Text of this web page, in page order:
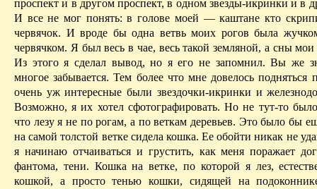
проспект и в другом проспект, в одном звезды-икринки и в
И все не мог понять: в голове моей — каштане кто
червячок. И вроде бы одна ветвь моих рогов была
червячком. Я был весь в чае, весь такой земляной, а сны
Из этого я сделал вывод, но я его не запомнил. Вы же
многое забывается. Тем более что мне довелось подняться
очень уж интересные были звездочки-икринки и
Возможно, я их хотел сфотографировать. Но не тут-то
что лезу я не по рогам, а по веткам деревьев. Это было бы
на самой толстой ветке сидела кошка. Ееобойти никак не
я начинаю отчаиваться и грустить, как меня поражает
фантома, тени. Кошка на ветке, по которой я лез,
кошкой, а просто тенью кошки, сидящей на